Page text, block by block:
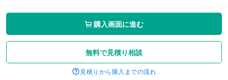
購入画面に進む
無料で見積り相談
見積りから購入までの流れ